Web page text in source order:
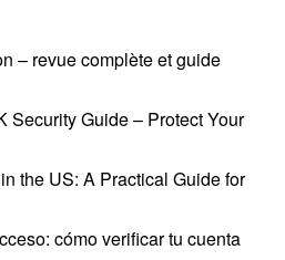
– revue complète et guide
Security Guide – Protect Your
the US: A Practical Guide for
cómo verificar tu cuenta